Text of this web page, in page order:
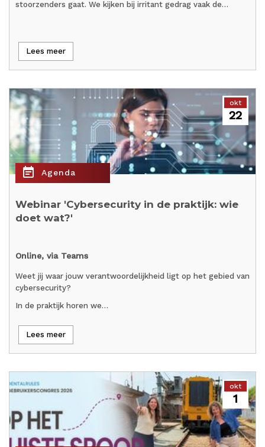
stoorzenders gaat. We kijken bij irritant gedrag vaak de…
Lees meer
okt
22
event_note Agenda
Webinar 'Cybersecurity in de praktijk: wie
doet wat?'
Online, via Teams
Weet jij waar jouw verantwoordelijkheid ligt op het gebied van
cybersecurity?
In de praktijk horen we…
Lees meer
okt
1